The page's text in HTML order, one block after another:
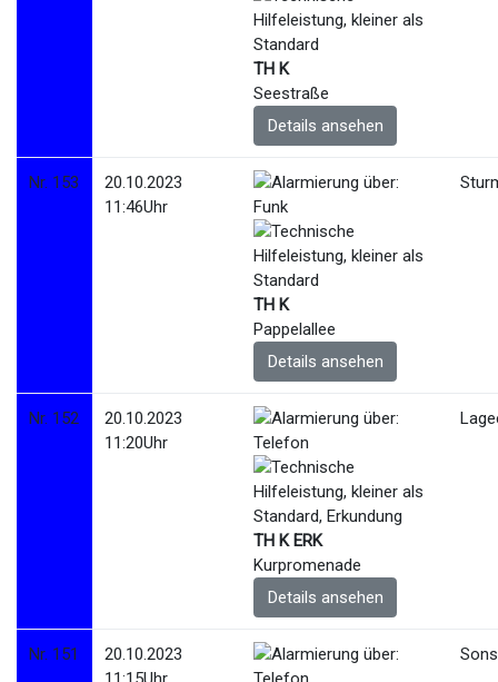
TH K
Seestraße
Details ansehen
Nr. 153
20.10.2023
11:46Uhr
TH K
Pappelallee
Details ansehen
Nr. 152
20.10.2023
11:20Uhr
TH K ERK
Kurpromenade
Details ansehen
Nr. 151
20.10.2023